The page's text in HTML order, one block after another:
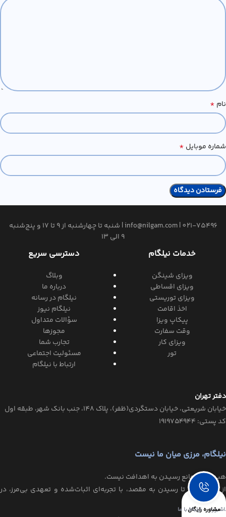
نام *
شماره موبایل *
021-75496
|
info@nilgam.com
| شنبه تا چهارشنبه از 9 تا 17 و پنج‌شنبه
9 الی 13
نیلگام، مرزی میان ما نیست
هیـچ مرزی مانع رسیـدن به اهدافت نیست.
از اولین گام تا رسیدن به مقصد، با تجربه‌ای اثبات‌شده و تعهدی بی‌مرز، در
کنارت هستیم.
خدمات نیلگام
ویزای شینگن
ویزای اقساطی
ویزای توریستی
اخذ اقامت
پیکاپ ویزا
وقت سفارت
ویزای کار
تور
دسترسی سریع
وبلاگ
درباره ما
نیلگام در رسانه
نیلگام نیوز
سؤالات متداول
مجوزها
تجارب شما
مسئولیت اجتماعی
ارتباط با نیلگام
دفتر تهران
خیابان‌ شریعتی، خیابان‌ دستگردی(ظفر)، پلاک 148، جنب بانک شهر، طبقه اول
کد پستی: ۱۹۱۹۷۵۴۹۴۴
مشاوره رایگان
ارتباط با ما